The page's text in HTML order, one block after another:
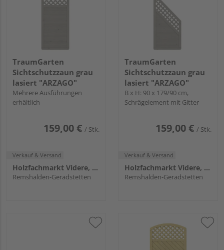
TraumGarten
Sichtschutzzaun grau
lasiert "ARZAGO"
Mehrere Ausführungen
erhältlich
159,00 € / Stk.
Verkauf & Versand
Holzfachmarkt Videre, Remshalden
Remshalden-Geradstetten
TraumGarten
Sichtschutzzaun grau
lasiert "ARZAGO"
B x H: 90 x 179/90 cm,
Schrägelement mit Gitter
159,00 € / Stk.
Verkauf & Versand
Holzfachmarkt Videre, Remshalden
Remshalden-Geradstetten